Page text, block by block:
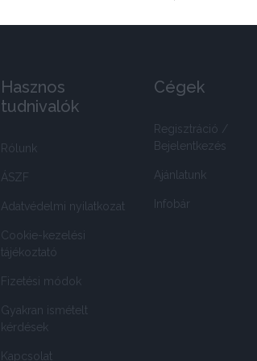
Hasznos
tudnivalók
Rólunk
ÁSZF
Adatvédelmi nyilatkozat
Cookie-kezelési
tájékoztató
Fizetési módok
Gyakran ismételt
kérdések
Kapcsolat
Cégek
Regisztráció /
Bejelentkezés
Ajánlatunk
Infobár